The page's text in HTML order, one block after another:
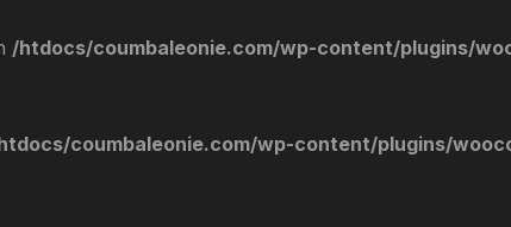
/htdocs/coumbaleonie.com/wp-content/plugins/
coumbaleonie.com/wp-content/plugins/